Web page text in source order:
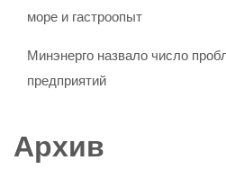
море и гастроопыт
Минэнерго назвало число
предприятий
Архив